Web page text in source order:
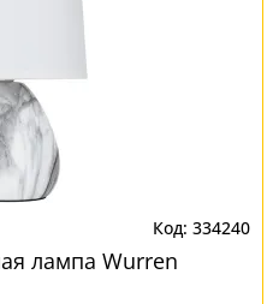
334240
лампа Wurren